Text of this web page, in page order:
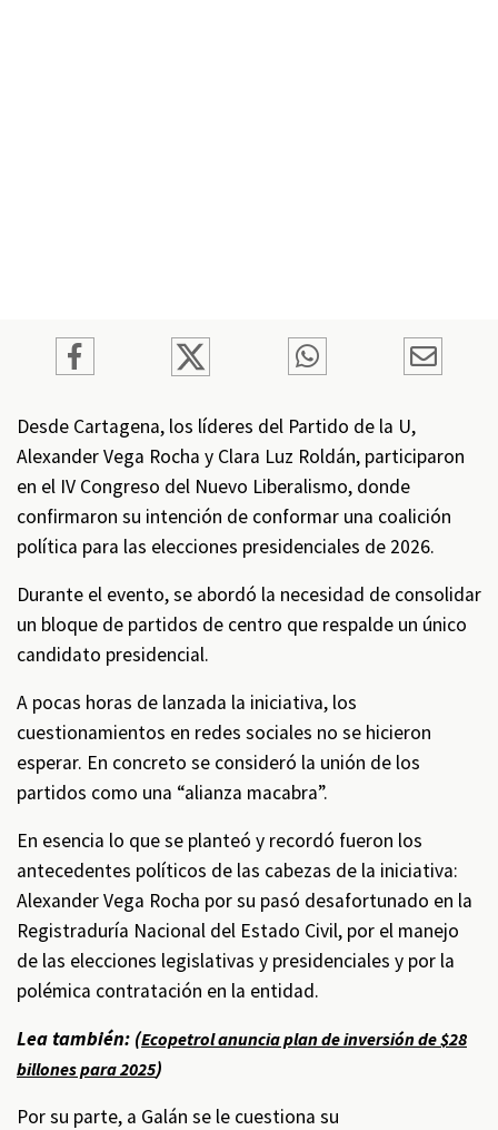
Desde Cartagena, los líderes del Partido de la U,
Alexander Vega Rocha y Clara Luz Roldán, participaron
en el IV Congreso del Nuevo Liberalismo, donde
confirmaron su intención de conformar una coalición
política para las elecciones presidenciales de 2026.
Durante el evento, se abordó la necesidad de consolidar
un bloque de partidos de centro que respalde un único
candidato presidencial.
A pocas horas de lanzada la iniciativa, los
cuestionamientos en redes sociales no se hicieron
esperar. En concreto se consideró la unión de los
partidos como una “alianza macabra”.
En esencia lo que se planteó y recordó fueron los
antecedentes políticos de las cabezas de la iniciativa:
Alexander Vega Rocha por su pasó desafortunado en la
Registraduría Nacional del Estado Civil, por el manejo
de las elecciones legislativas y presidenciales y por la
polémica contratación en la entidad.
Lea también: (Ecopetrol anuncia plan de inversión de $28
billones para 2025)
Por su parte, a Galán se le cuestiona su